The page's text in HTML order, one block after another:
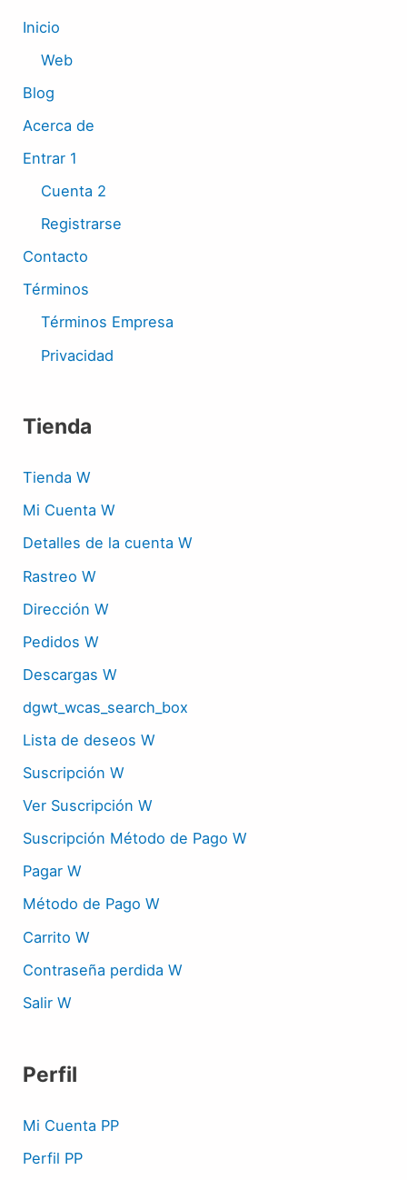
Inicio
Web
Blog
Acerca de
Entrar 1
Cuenta 2
Registrarse
Contacto
Términos
Términos Empresa
Privacidad
Tienda
Tienda W
Mi Cuenta W
Detalles de la cuenta W
Rastreo W
Dirección W
Pedidos W
Descargas W
dgwt_wcas_search_box
Lista de deseos W
Suscripción W
Ver Suscripción W
Suscripción Método de Pago W
Pagar W
Método de Pago W
Carrito W
Contraseña perdida W
Salir W
Perfil
Mi Cuenta PP
Perfil PP